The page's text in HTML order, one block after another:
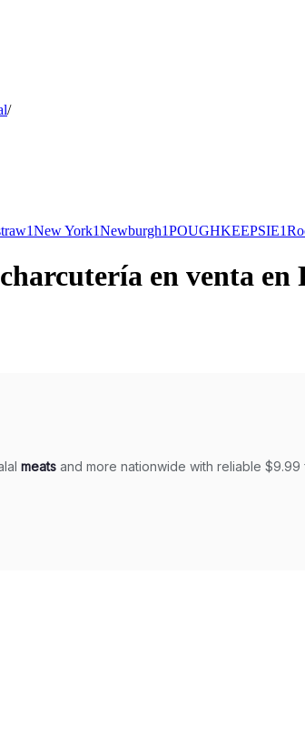
/
1New York1Newburgh1POUGHKEEPSIE1
en venta